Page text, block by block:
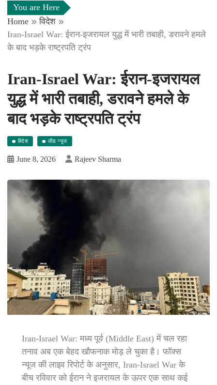
You are Here
Home
विदेश
Iran-Israel War: ईरान-इजरायल युद्ध में भारी तबाही, डरावने हमले
के बाद भड़के राष्ट्रपति ट्रंप
Iran-Israel War: ईरान-इजरायल
युद्ध में भारी तबाही, डरावने हमले के
बाद भड़के राष्ट्रपति ट्रंप
विदेश लीड न्यूज
June 8, 2026 Rajeev Sharma
Iran-Israel War: मध्य पूर्व (Middle East) में चल रहा
तनाव अब एक बेहद खौफनाक मोड़ ले चुका है। फॉक्स
न्यूज की लाइव रिपोर्ट के अनुसार, Iran-Israel War के
बीच रविवार को ईरान ने इजरायल के ऊपर एक साथ कई